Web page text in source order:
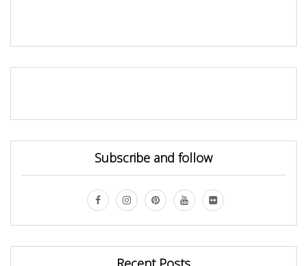
Subscribe and follow